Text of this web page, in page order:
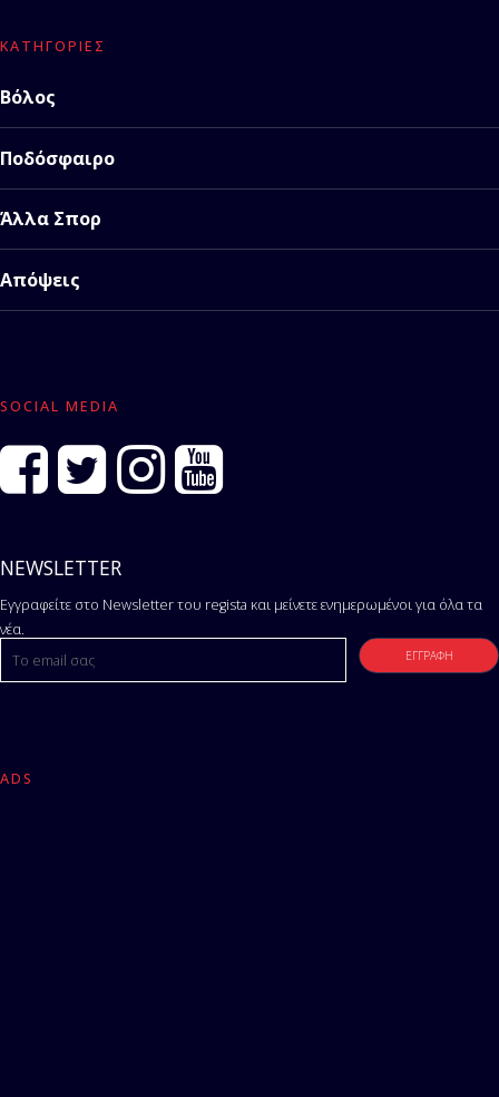
ΚΑΤΗΓΟΡΊΕΣ
Βόλος
Ποδόσφαιρο
Άλλα Σπορ
Απόψεις
SOCIAL MEDIA
NEWSLETTER
Εγγραφείτε στο Newsletter του regista και μείνετε ενημερωμένοι για όλα τα
νέα.
ADS